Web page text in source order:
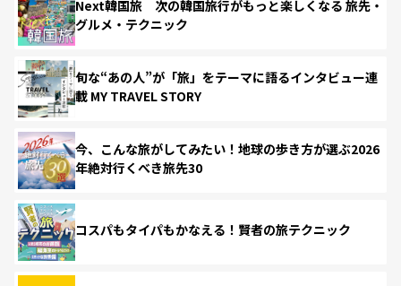
Next韓国旅 次の韓国旅行がもっと楽しくなる 旅先・
グルメ・テクニック
旬な“あの人”が「旅」をテーマに語るインタビュー連
載 MY TRAVEL STORY
今、こんな旅がしてみたい！地球の歩き方が選ぶ2026
年絶対行くべき旅先30
コスパもタイパもかなえる！賢者の旅テクニック